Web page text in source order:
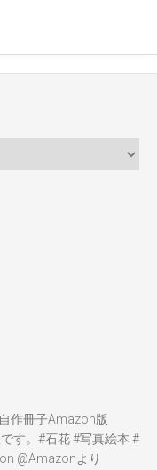
作冊子Amazon版
す。 #石花#写真絵本 #
@Amazonより